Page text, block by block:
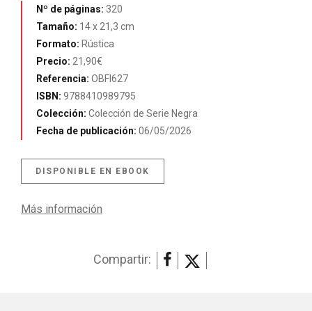
Nº de páginas: 320
Tamaño: 14 x 21,3 cm
Formato: Rústica
Precio: 21,90€
Referencia: OBFI627
ISBN: 9788410989795
Colección: Colección de Serie Negra
Fecha de publicación: 06/05/2026
DISPONIBLE EN EBOOK
Más información
Compartir: